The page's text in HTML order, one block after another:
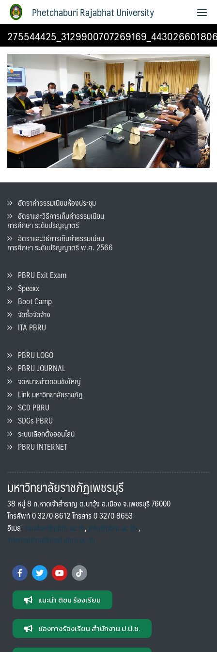
Phetchaburi Rajabhat University
อัตราค่าธรรมเนียมห้องประชุม
อัตราและวิธีการเก็บค่าธรรมเนียน
การศึกษา ระดับปริญญาตรี
อัตราและวิธีการเก็บค่าธรรมเนียน
การศึกษา ระดับปริญญาตรี พ.ศ. 2566
PBRU Exit Exam
Speexx
Boot Camp
จัดซื้อจัดจ้าง
ITA PBRU
PBRU LOGO
PBRU JOURNAL
จดหมายข่าวดอนขังใหญ่
Link มหาวิทยาลัยราชภัฏ
SCD PBRU
SDGs PBRU
ระบบเลือกตั้งออนไลน์
PBRU INTERNET
มหาวิทยาลัยราชภัฏเพชรบุรี
38 หมู่ 8 ถ.หาดเจ้าสำราญ ต.นาวุ้ง อ.เมือง จ.เพชรบุรี 76000
โทรศัพท์ 0 3270 8612 โทรสาร 0 3270 8653
อีเมล saraban@pbru.ac.th, info@pbru.ac.th,
international@mail.pbru.ac.th
แนะนำ ติชม ร้องเรียน
ช่องทางร้องเรียน สำนักงาน ป.ป.ช.